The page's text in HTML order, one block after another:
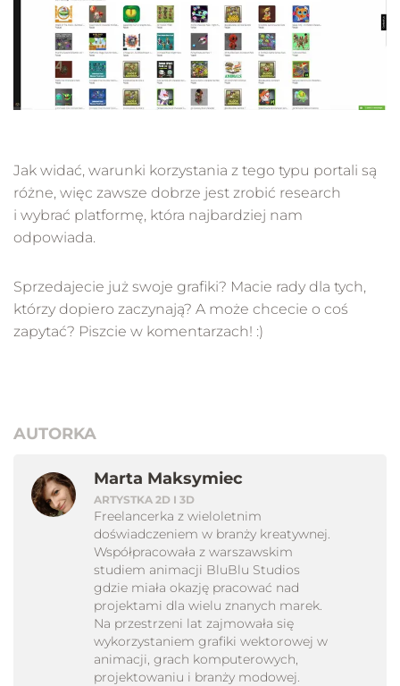
Jak widać, warunki korzystania z tego typu portali są
różne, więc zawsze dobrze jest zrobić research
i wybrać platformę, która najbardziej nam
odpowiada.
Sprzedajecie już swoje grafiki? Macie rady dla tych,
którzy dopiero zaczynają? A może chcecie o coś
zapytać? Piszcie w komentarzach! :)
AUTORKA
Marta Maksymiec
ARTYSTKA 2D I 3D
Freelancerka z wieloletnim
doświadczeniem w branży kreatywnej.
Współpracowała z warszawskim
studiem animacji BluBlu Studios
gdzie miała okazję pracować nad
projektami dla wielu znanych marek.
Na przestrzeni lat zajmowała się
wykorzystaniem grafiki wektorowej w
animacji, grach komputerowych,
projektowaniu i branży modowej.